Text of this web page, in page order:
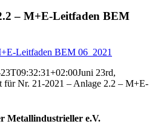
– M+E-Leitfaden BEM
Leitfaden BEM 06_2021
Juni 23rd,
für Nr. 21-2021 – Anlage 2.2 – M+E-
Metallindustrieller e.V.